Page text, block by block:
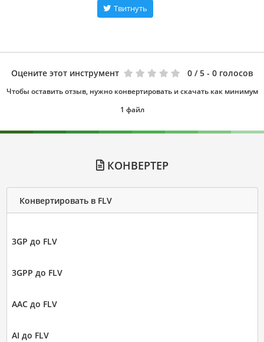
Твитнуть
Оцените этот инструмент 0 / 5 - 0 голосов
Чтобы оставить отзыв, нужно конвертировать и скачать как минимум
1 файл
КОНВЕРТЕР
Конвертировать в FLV
3GP до FLV
3GPP до FLV
AAC до FLV
AI до FLV